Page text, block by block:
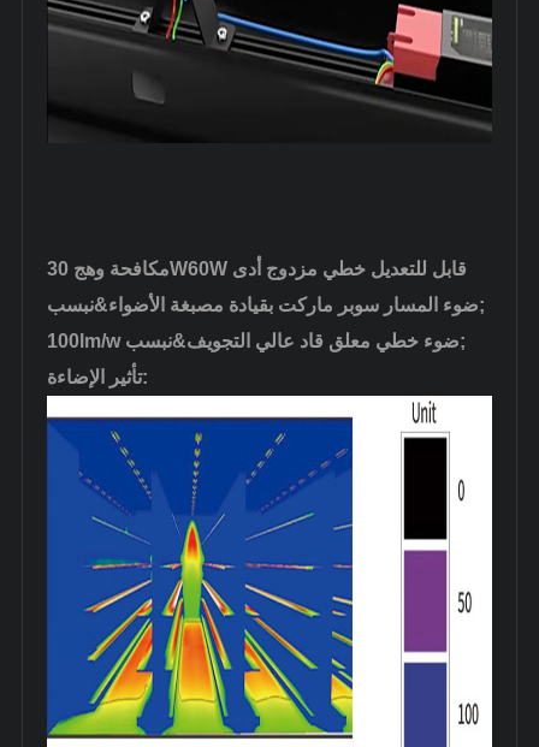
مكافحة وهج 30W60W قابل للتعديل خطي مزدوج أدى
ضوء المسار سوبر ماركت بقيادة مصبغة الأضواء&نبسب;
100lm/w ضوء خطي معلق قاد عالي التجويف&نبسب;
تأثير الإضاءة: